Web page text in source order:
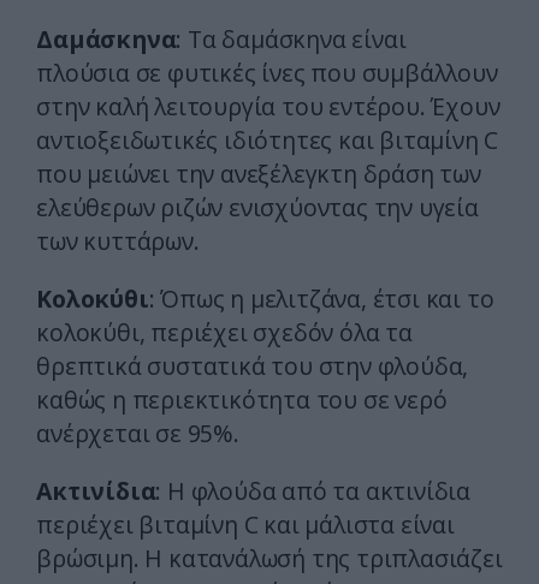
Δαμάσκηνα: Τα δαμάσκηνα είναι
πλούσια σε φυτικές ίνες που συμβάλλουν
στην καλή λειτουργία του εντέρου. Έχουν
αντιοξειδωτικές ιδιότητες και βιταμίνη C
που μειώνει την ανεξέλεγκτη δράση των
ελεύθερων ριζών ενισχύοντας την υγεία
των κυττάρων.
Κολοκύθι: Όπως η μελιτζάνα, έτσι και το
κολοκύθι, περιέχει σχεδόν όλα τα
θρεπτικά συστατικά του στην φλούδα,
καθώς η περιεκτικότητα του σε νερό
ανέρχεται σε 95%.
Ακτινίδια: Η φλούδα από τα ακτινίδια
περιέχει βιταμίνη C και μάλιστα είναι
βρώσιμη. Η κατανάλωσή της τριπλασιάζει